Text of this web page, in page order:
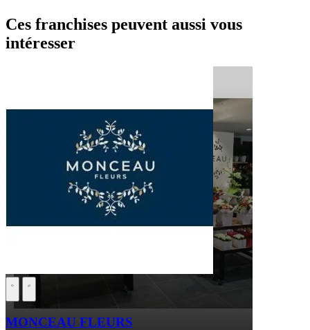
Ces franchises peuvent aussi vous
intéresser
MONCEAU FLEURS